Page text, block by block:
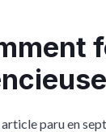
article paru en